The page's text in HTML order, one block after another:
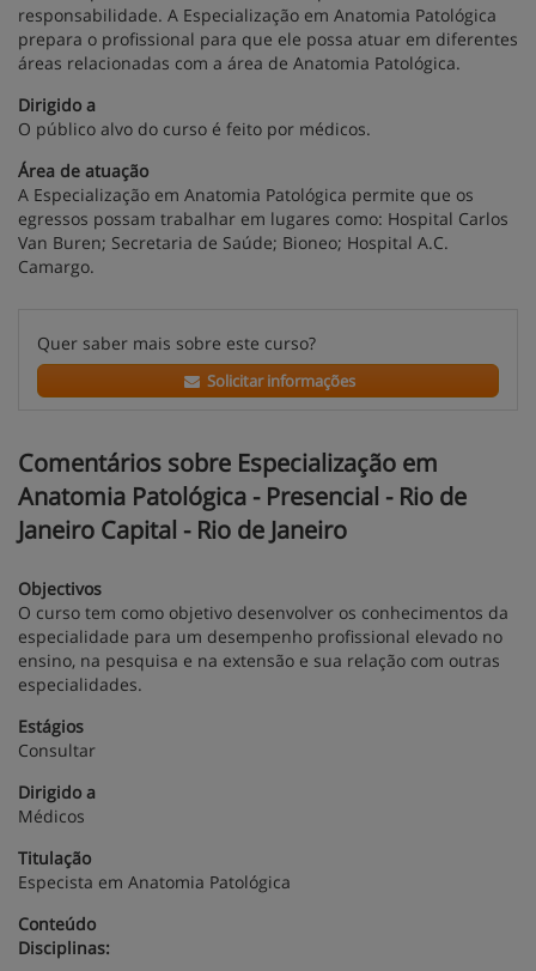
responsabilidade. A Especialização em Anatomia Patológica
prepara o profissional para que ele possa atuar em diferentes
áreas relacionadas com a área de Anatomia Patológica.
Dirigido a
O público alvo do curso é feito por médicos.
Área de atuação
A Especialização em Anatomia Patológica permite que os
egressos possam trabalhar em lugares como: Hospital Carlos
Van Buren; Secretaria de Saúde; Bioneo; Hospital A.C.
Camargo.
Quer saber mais sobre este curso?
Solicitar informações
Comentários sobre Especialização em
Anatomia Patológica - Presencial - Rio de
Janeiro Capital - Rio de Janeiro
Objectivos
O curso tem como objetivo desenvolver os conhecimentos da
especialidade para um desempenho profissional elevado no
ensino, na pesquisa e na extensão e sua relação com outras
especialidades.
Estágios
Consultar
Dirigido a
Médicos
Titulação
Especista em Anatomia Patológica
Conteúdo
Disciplinas: